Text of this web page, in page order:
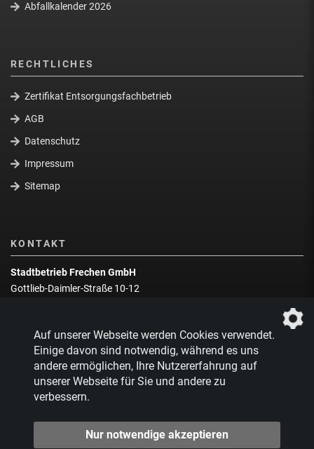
Abfallkalender 2026
RECHTLICHES
Zertifikat Entsorgungsfachbetrieb
AGB
Datenschutz
Impressum
Sitemap
KONTAKT
Stadtbetrieb Frechen GmbH
Gottlieb-Daimler-Straße 10-12
Zentrale:02234 9217-0
Abfallberatung:02234 9217-17
Auf unserer Webseite werden Cookies verwendet.
Einige davon sind notwendig, während es uns
andere ermöglichen, Ihre Nutzererfahrung auf
unserer Webseite für Sie und andere zu
verbessern.
Nur notwendige akzeptieren